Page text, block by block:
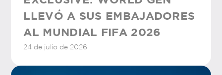
LLEVÓ A SUS EMBAJADORES
AL MUNDIAL FIFA 2026
24 de julio de 2026